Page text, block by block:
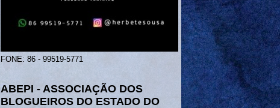
FONE: 86 - 99519-5771
ABEPI - ASSOCIAÇÃO DOS
BLOGUEIROS DO ESTADO DO